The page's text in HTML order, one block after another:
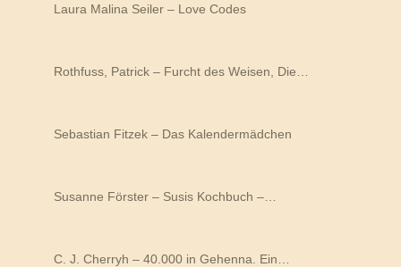
Laura Malina Seiler – Love Codes
Rothfuss, Patrick – Furcht des Weisen, Die…
Sebastian Fitzek – Das Kalendermädchen
Susanne Förster – Susis Kochbuch –…
C. J. Cherryh – 40.000 in Gehenna. Ein…